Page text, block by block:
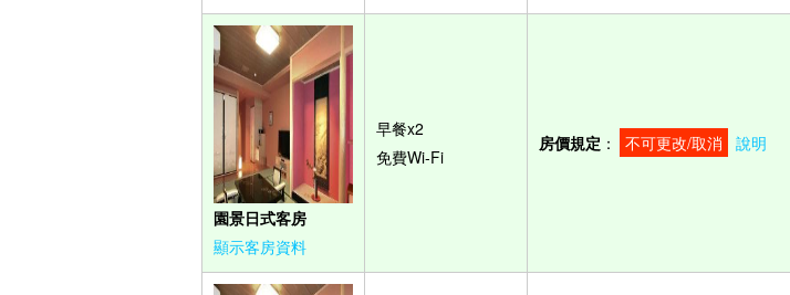
園景日式客房
顯示客房資料
早餐x2
免費Wi-Fi
房價規定 ： 不可更改/取消 說明